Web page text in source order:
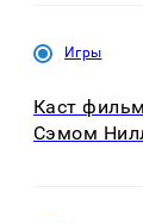
Игры
Каст
Сэмом